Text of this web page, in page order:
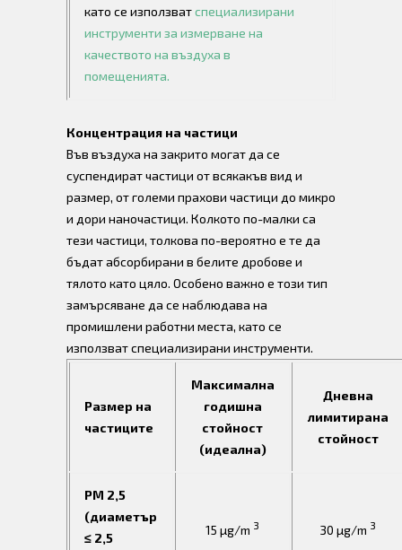
като се използватспециализирани
инструменти за измерване на
качеството на въздуха в
помещенията.
Концентрация на частици
Във въздуха на закрито могат да се
суспендират частици от всякакъв вид и
размер, от големи прахови частици до микро
и дори наночастици. Колкото по-малки са
тези частици, толкова по-вероятно е те да
бъдат абсорбирани в белите дробове и
тялото като цяло. Особено важно е този тип
замърсяване да се наблюдава на
промишлени работни места, като се
използват специализирани инструменти.
Размер на
частиците
Максимална
годишна
стойност
(идеална)
Дневна
лимитирана
стойност
PM 2,5
(диаметър
≤ 2,5
15 µg/m 3 30 µg/m 3